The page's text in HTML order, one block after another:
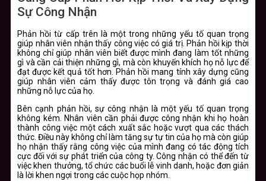
Sự Công Nhận
Phản hồi từ cấp trên là một trong những yếu tố quan trọng
giúp nhân viên nhận thấy công việc có giá trị. Phản hồi kịp thời
không chỉ giúp nhân viên biết được mình đang làm tốt những
gì và cần cải thiện những gì, mà còn khuyến khích họ nỗ lực để
đạt được kết quả tốt hơn. Phản hồi mang tính xây dựng cũng
giúp nhân viên cảm thấy được tôn trọng và đánh giá cao
những nỗ lực của họ.
Bên cạnh phản hồi, sự công nhận là một yếu tố quan trọng
không kém. Nhân viên cần phải được công nhận khi họ hoàn
thành công việc một cách xuất sắc hoặc vượt qua các thách
thức. Điều này không chỉ làm tăng sự tự tin của họ mà còn giúp
họ nhận thấy rằng công việc của mình đang có tác động tích
cực đối với sự phát triển của công ty. Công nhận có thể đến từ
việc khen thưởng, tổ chức các buổi lễ vinh danh, hoặc đơn giản
là lời khen ngợi trong các cuộc họp nhóm.